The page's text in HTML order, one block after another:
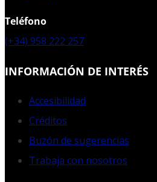
Teléfono
(+34) 958 222 257
INFORMACIÓN DE INTERÉS
Accesibilidad
Créditos
Buzón de sugerencias
Trabaja con nosotros